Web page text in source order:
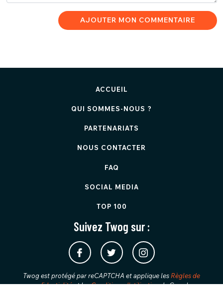
AJOUTER MON COMMENTAIRE
ACCUEIL
QUI SOMMES-NOUS ?
PARTENARIATS
NOUS CONTACTER
FAQ
SOCIAL MEDIA
TOP 100
Suivez Twog sur :
Twog est protégé par reCAPTCHA et applique les Règles de
confidentialitéet lesConditions d'utilisationde Google.